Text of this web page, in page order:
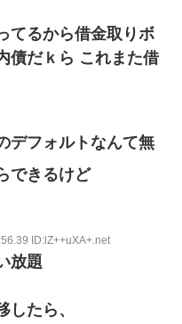
てるから借金取りボ
債だｋら これまた借
デフォルトなんて無
できるけど
ID:lZ++uXA+.net
放題
たら、